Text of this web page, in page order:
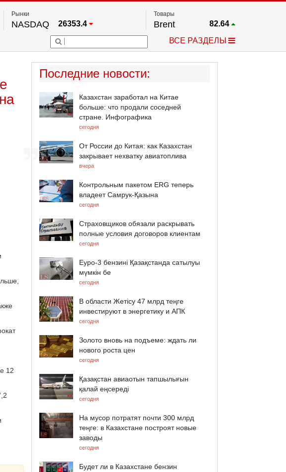
Рынки
NASDAQ 26353.4
FTSE 100 67.17
53905.9
S&P 500
24464.8
Товары
Brent 82.64
Платина
2.655
ВСЕ РАЗДЕЛЫ
12
Последние новости:
Казахстан заработал на Китае
больше: что продали соседней
стране. Инфографика
сегодня
От России до Китая: как Казахстан
закрывает нехватку авиатоплива
вчера
Контрольным пакетом ERG теперь
владеет Самрук-Қазына
сегодня
Страховщиков обязали раскрывать
полные условия договоров клиентам
сегодня
Еуро-3 бензині Қазақстанда сатылуы
мүмкін бе
сегодня
В области Жетісу 47 млрд теңге
инвестируют в энергетику и АПК
сегодня
Золото вновь на подъеме: ждать ли
нового роста цен
сегодня
Қазақстан авиаотын тапшылығын
қалай еңсереді
сегодня
На мусор потратят почти 300 млрд
теңге: в Казахстане построят новые
заводы
сегодня
Будет ли в Казахстане бензин